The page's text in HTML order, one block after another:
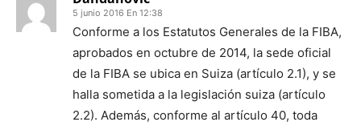
5 junio 2016 En 12:38
Conforme a los Estatutos Generales de la FIBA,
aprobados en octubre de 2014, la sede oficial
de la FIBA se ubica en Suiza (artículo 2.1), y se
halla sometida a la legislación suiza (artículo
2.2). Además, conforme al artículo 40, toda